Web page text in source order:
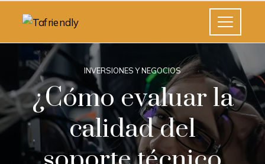
INVERSIONES Y NEGOCIOS
¿Cómo evaluar la
calidad del